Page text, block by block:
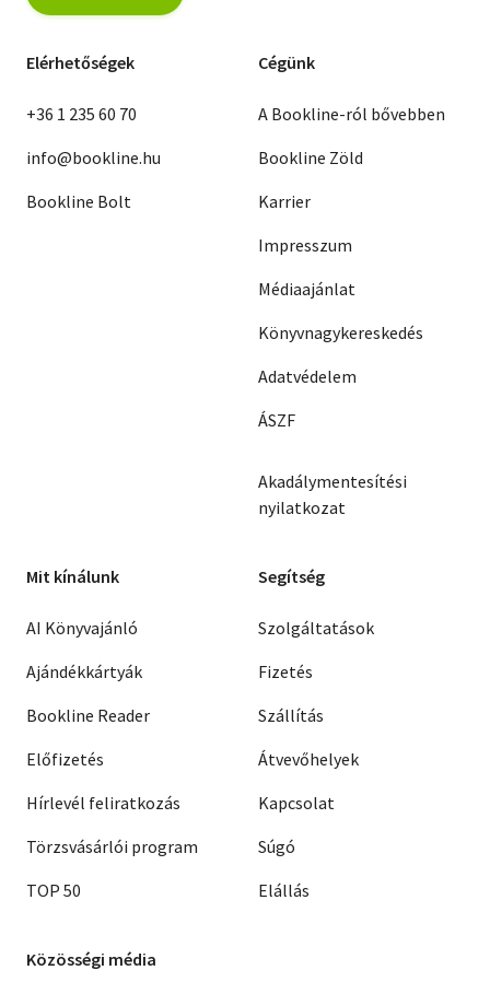
Elérhetőségek
+36 1 235 60 70
info@bookline.hu
Bookline Bolt
Cégünk
A Bookline-ról bővebben
Bookline Zöld
Karrier
Impresszum
Médiaajánlat
Könyvnagykereskedés
Adatvédelem
ÁSZF
Akadálymentesítési
nyilatkozat
Mit kínálunk
AI Könyvajánló
Ajándékkártyák
Bookline Reader
Előfizetés
Hírlevél feliratkozás
Törzsvásárlói program
TOP 50
Segítség
Szolgáltatások
Fizetés
Szállítás
Átvevőhelyek
Kapcsolat
Súgó
Elállás
Közösségi média